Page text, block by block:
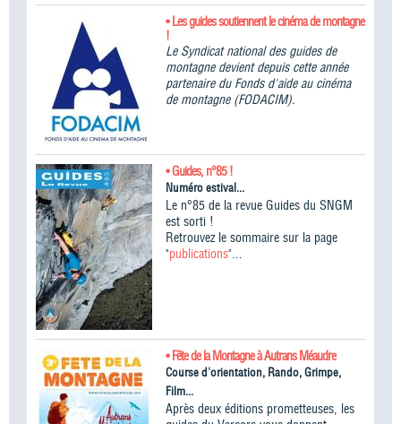
• Les guides soutiennent le cinéma de montagne
!
Le Syndicat national des guides de
montagne devient depuis cette année
partenaire du Fonds d'aide au cinéma
de montagne (FODACIM).
• Guides, n°85 !
Numéro estival...
Le n°85 de la revue Guides du SNGM
est sorti !
Retrouvez le sommaire sur la page
"publications"...
• Fête de la Montagne à Autrans Méaudre
Course d'orientation, Rando, Grimpe,
Film...
Après deux éditions prometteuses, les